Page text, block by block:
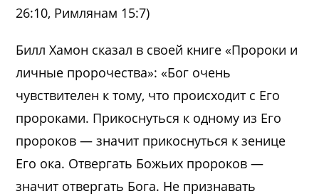
26:10, Римлянам 15:7)
Билл Хамон сказал в своей книге «Пророки и
личные пророчества»: «Бог очень
чувствителен к тому, что происходит с Его
пророками. Прикоснуться к одному из Его
пророков — значит прикоснуться к зенице
Его ока. Отвергать Божьих пророков —
значит отвергать Бога. Не признавать